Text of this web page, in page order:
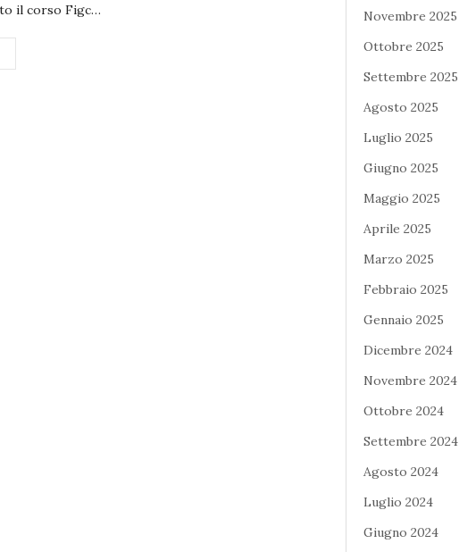
il corso Figc…
Novembre 2025
Ottobre 2025
Settembre 2025
Agosto 2025
Luglio 2025
Giugno 2025
Maggio 2025
Aprile 2025
Marzo 2025
Febbraio 2025
Gennaio 2025
Dicembre 2024
Novembre 2024
Ottobre 2024
Settembre 2024
Agosto 2024
Luglio 2024
Giugno 2024